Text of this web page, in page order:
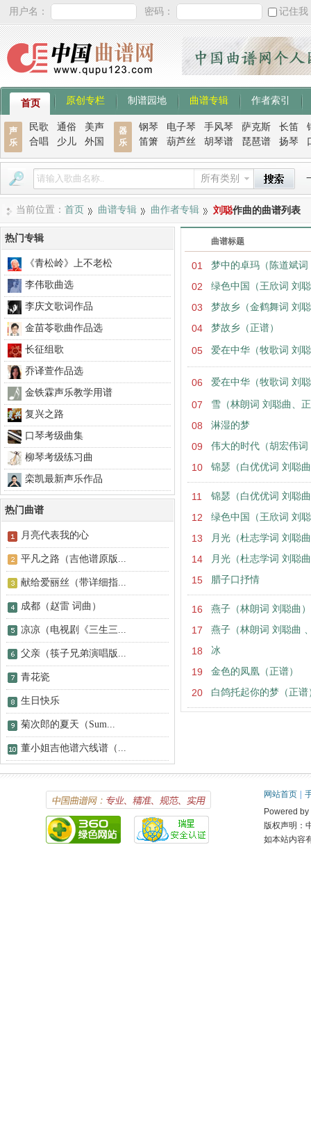
用户名： 密码： 记住我
首页 原创专栏 制谱园地 曲谱专辑 作者索引
声
乐
民歌 通俗
美声
合唱
少儿 外国
器
乐
钢琴 电子琴 手风琴 萨克斯 长笛
笛箫
葫芦丝 胡琴谱 琵琶谱 扬琴
所有类别
当前位置： 首页 曲谱专辑 曲作者专辑 刘聪作曲的曲谱列表
曲谱标题
01 梦中的卓玛（陈道斌
02 绿色中国（王欣词 刘
03 梦故乡（金鹤舞词 刘
04 梦故乡（正谱）
05 爱在中华（牧歌词 刘
06 爱在中华（牧歌词 刘
07 雪（林朗词 刘聪曲、
08 淋湿的梦
09 伟大的时代（胡宏伟词
10 锦瑟（白优优词 刘聪
11 锦瑟（白优优词 刘聪
12 绿色中国（王欣词 刘
13 月光（杜志学词 刘聪
14 月光（杜志学词 刘聪
15 腊子口抒情
16 燕子（林朗词 刘聪曲）
17 燕子（林朗词 刘聪曲
18 冰
19 金色的凤凰（正谱）
20 白鸽托起你的梦（正谱
热门专辑
《青松岭》上不老松
李伟歌曲选
李庆文歌词作品
金苗苓歌曲作品选
长征组歌
乔译萱作品选
金铁霖声乐教学用谱
复兴之路
口琴考级曲集
柳琴考级练习曲
栾凯最新声乐作品
热门曲谱
月亮代表我的心
平凡之路（吉他谱原版...
献给爱丽丝（带详细指...
成都（赵雷 词曲）
凉凉（电视剧《三生三...
父亲（筷子兄弟演唱版...
青花瓷
生日快乐
菊次郎的夏天（Sum...
董小姐吉他谱六线谱（...
网站首页
Powered
版权声明：
如本站内容